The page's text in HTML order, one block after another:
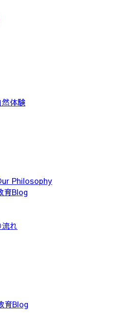
体験
Philosophy
育Blog
れ
育Blog